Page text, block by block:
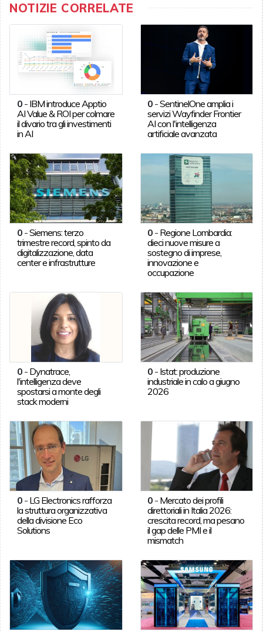
NOTIZIE CORRELATE
0- IBM introduce Apptio
AI Value & ROI per colmare
il divario tra gli investimenti
in AI
0 -SentinelOne amplia i
servizi Wayfinder Frontier
AI con l'intelligenza
artificiale avanzata
0-Siemens: terzo
trimestre record, spinto da
digitalizzazione, data
center e infrastrutture
0 - Regione Lombardia:
dieci nuove misure a
sostegno di imprese,
innovazione e
occupazione
0- Dynatrace,
l'intelligenza deve
spostarsi a monte degli
stack moderni
0 - Istat: produzione
industriale in calo a giugno
2026
0- LG Electronics rafforza
la struttura organizzativa
della divisione Eco
Solutions
0 - Mercato dei profili
direttoriali in Italia 2026:
crescita record, ma pesano
il gap delle PMI e il
mismatch